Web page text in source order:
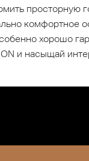
просторную
комфортное
хорошо
и насыщай